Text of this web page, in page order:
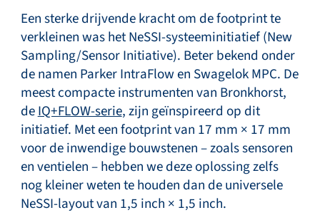
Een sterke drijvende kracht om de footprint te
verkleinen was het NeSSI-systeeminitiatief (New
Sampling/Sensor Initiative). Beter bekend onder
de namen Parker IntraFlow en Swagelok MPC. De
meest compacte instrumenten van Bronkhorst,
deIQ+FLOW-serie, zijn geïnspireerd op dit
initiatief. Met een footprint van 17 mm × 17 mm
voor de inwendige bouwstenen – zoals sensoren
en ventielen – hebben we deze oplossing zelfs
nog kleiner weten te houden dan de universele
NeSSI-layout van 1,5 inch × 1,5 inch.